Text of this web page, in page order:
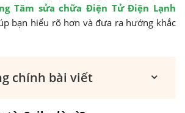
Tâm sửa chữa Điện Tử Điện Lạnh
bạn hiểu rõ hơn và đưa ra hướng khắc
chính bài viết